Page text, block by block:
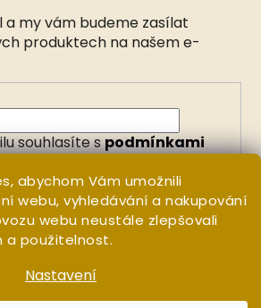
abychom Vám umožnili
webu, vyhledávání a nakupování
webu neustále zlepšovali
a použitelnost.
Nastavení
a my vám budeme zasílat
produktech na našem e-
souhlasíte spodmínkami
Vytvořil Shoptet